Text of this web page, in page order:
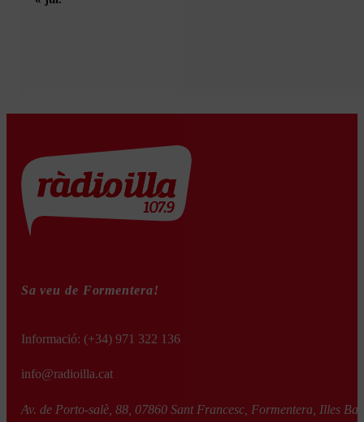
Sa veu de Formentera!
Informació: (+34) 971 322 136
info@radioilla.cat
Av. de Porto-salè, 88, 07860 Sant Francesc, Formentera, Illes